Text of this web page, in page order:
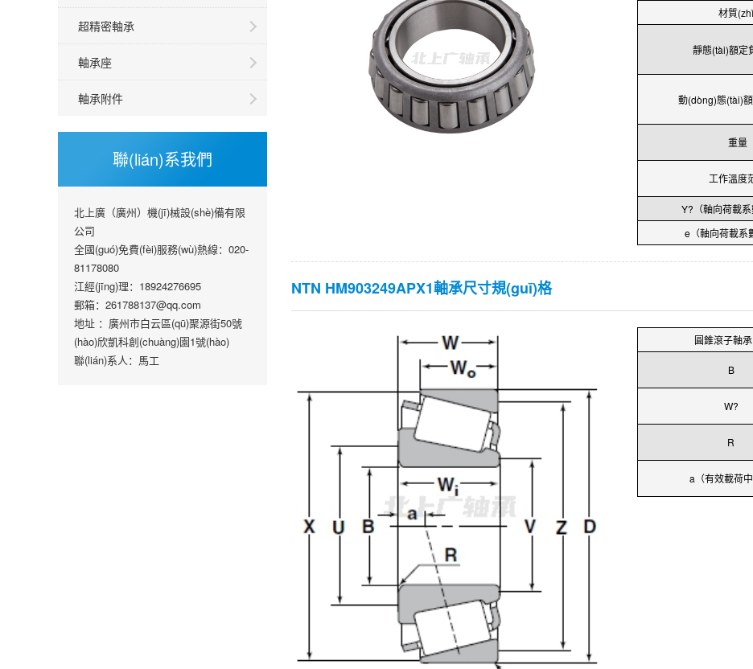
超精密軸承
軸承座
軸承附件
聯(lián)系我們
北上廣（廣州）機(jī)械設(shè)備有限
公司
全國(guó)免費(fèi)服務(wù)熱線：020-
81178080
江經(jīng)理：18924276695
郵箱：261788137@qq.com
地址 ：廣州市白云區(qū)聚源街50號
(hào)欣凱科創(chuàng)園1號(hào)
聯(lián)系人：馬工
材質
靜態(tài)額定
動(dòng)態(tài)
重量
工作溫度
Y?（軸向荷載系
e（軸向荷載系
NTN HM903249APX1軸承尺寸規(guī)格
圓錐滾子軸
B
W?
R
a（有效載荷中